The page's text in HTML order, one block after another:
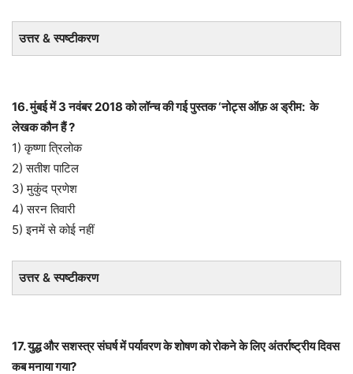
उत्तर & स्पष्टीकरण
16. मुंबई में 3 नवंबर 2018 को लॉन्च की गई पुस्तक ‘नोट्स ऑफ़ अ ड्रीम: के
लेखक कौन हैं ?
1) कृष्णा त्रिलोक
2) सतीश पाटिल
3) मुकुंद प्रणेश
4) सरन तिवारी
5) इनमें से कोई नहीं
उत्तर & स्पष्टीकरण
17. युद्ध और सशस्त्र संघर्ष में पर्यावरण के शोषण को रोकने के लिए अंतर्राष्ट्रीय दिवस
कब मनाया गया?